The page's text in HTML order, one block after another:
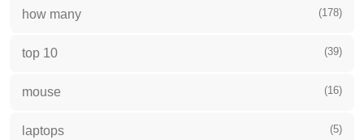
how many (178)
top 10 (39)
mouse (16)
laptops (5)